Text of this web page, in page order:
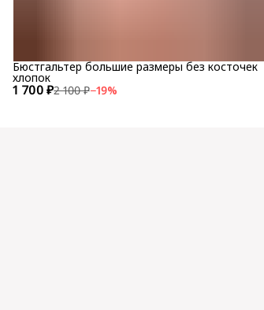
1 700 ₽2 100 ₽−19%
Бюстгальтер большие размеры без косточек
хлопок